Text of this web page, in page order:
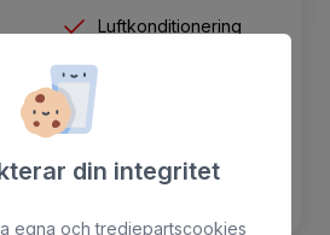
Luftkonditionering
BOKAdin integritet
egna och tredjepartscookies